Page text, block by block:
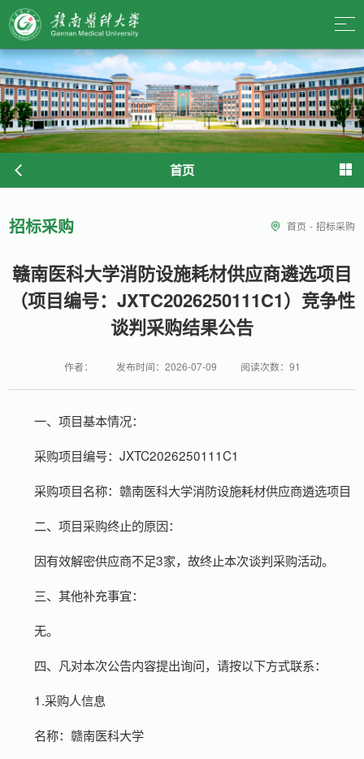
首页
招标采购 首页 - 招标采购
赣南医科大学消防设施耗材供应商遴选项目
（项目编号：JXTC2026250111C1）竞争性
谈判采购结果公告
作者： 发布时间：2026-07-09 阅读次数： 91
一、项目基本情况：
采购项目编号：JXTC2026250111C1
采购项目名称：赣南医科大学消防设施耗材供应商遴选项目
二、项目采购终止的原因：
因有效解密供应商不足3家，故终止本次谈判采购活动。
三、其他补充事宜：
无。
四、凡对本次公告内容提出询问，请按以下方式联系：
1.采购人信息
名称：赣南医科大学